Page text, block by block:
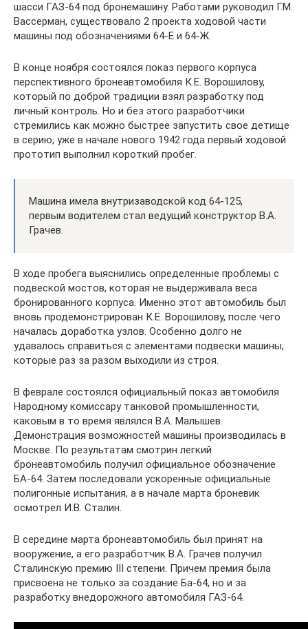
шасси ГАЗ-64 под бронемашину. Работами руководил Г.М.
Вассерман, существовало 2 проекта ходовой части
машины под обозначениями 64-Е и 64-Ж.
В конце ноября состоялся показ первого корпуса
перспективного бронеавтомобиля К.Е. Ворошилову,
который по доброй традиции взял разработку под
личный контроль. Но и без этого разработчики
стремились как можно быстрее запустить свое детище
в серию, уже в начале нового 1942 года первый ходовой
прототип выполнил короткий пробег.
Машина имела внутризаводской код 64-125,
первым водителем стал ведущий конструктор В.А.
Грачев.
В ходе пробега выяснились определенные проблемы с
подвеской мостов, которая не выдерживала веса
бронированного корпуса. Именно этот автомобиль был
вновь продемонстрирован К.Е. Ворошилову, после чего
началась доработка узлов. Особенно долго не
удавалось справиться с элементами подвески машины,
которые раз за разом выходили из строя.
В феврале состоялся официальный показ автомобиля
Народному комиссару танковой промышленности,
каковым в то время являлся В.А. Малышев.
Демонстрация возможностей машины производилась в
Москве. По результатам смотрин легкий
бронеавтомобиль получил официальное обозначение
БА-64. Затем последовали ускоренные официальные
полигонные испытания, а в начале марта броневик
осмотрел И.В. Сталин.
В середине марта бронеавтомобиль был принят на
вооружение, а его разработчик В.А. Грачев получил
Сталинскую премию III степени. Причем премия была
присвоена не только за создание Ба-64, но и за
разработку внедорожного автомобиля ГАЗ-64.